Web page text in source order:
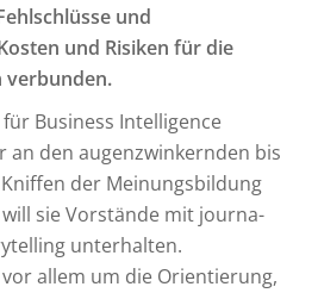
und
und Risiken für die
verbunden.
Business Intelligence
an den augen­zwinkernden bis
der Meinungs­bildung
sie Vorstände mit journa­
unterhalten.
allem um die Orientierung,